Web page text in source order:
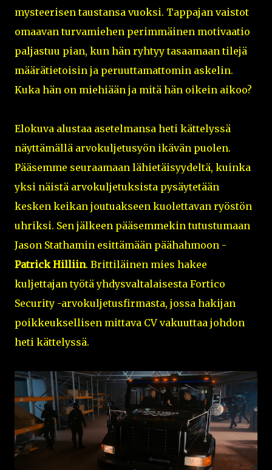
mysteerisen taustansa vuoksi. Tappajan vaistot
omaavan turvamiehen perimmäinen motivaatio
paljastuu pian, kun hän ryhtyy tasaamaan tilejä
määrätietoisin ja peruuttamattomin askelin.
Kuka hän on miehiään ja mitä hän oikein aikoo?
Elokuva alustaa asetelmansa heti kättelyssä
näyttämällä arvokuljetusyön ikävän puolen.
Pääsemme seuraamaan lähietäisyydeltä, kuinka
yksi näistä arvokuljetuksista pysäytetään
kesken keikan joutuakseen kuolettavan ryöstön
uhriksi. Sen jälkeen pääsemmekin tutustumaan
Jason Stathamin esittämään päähahmoon -
Patrick Hilliin. Brittiläinen mies hakee
kuljettajan työtä yhdysvaltalaisesta Fortico
Security -arvokuljetusfirmasta, jossa hakijan
poikkeuksellisen mittava CV vakuuttaa johdon
heti kättelyssä.